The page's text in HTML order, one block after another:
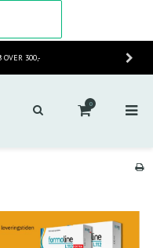
2-3 HVERDAGE
0